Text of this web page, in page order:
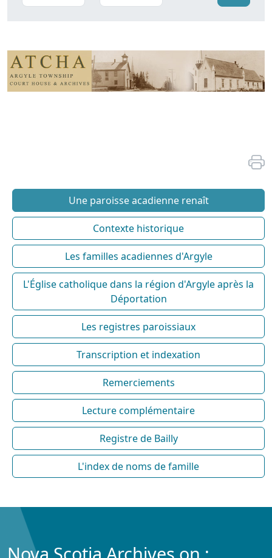
Une paroisse acadienne renaît
Contexte historique
Les familles acadiennes d'Argyle
L'Église catholique dans la région d'Argyle après la
Déportation
Les registres paroissiaux
Transcription et indexation
Remerciements
Lecture complémentaire
Registre de Bailly
L'index de noms de famille